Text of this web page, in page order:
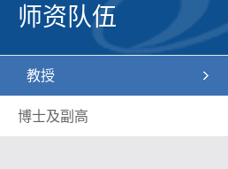
师资队伍
教授
博士及副高